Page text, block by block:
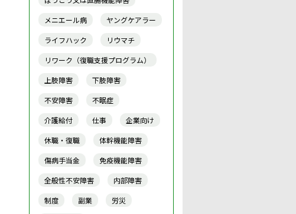
メニエール病
ヤングケアラー
ライフハック
リウマチ
リワーク（復職支援プログラム）
上肢障害
下肢障害
不安障害
不眠症
介護給付
仕事
企業向け
休職・復職
体幹機能障害
傷病手当金
免疫機能障害
全般性不安障害
内部障害
制度
副業
労災